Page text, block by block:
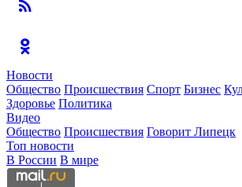
Новости
Общество Происшествия Спорт Бизнес
Здоровье Политика
Видео
Общество Происшествия Говорит Липецк
Топ новости
В России В мире